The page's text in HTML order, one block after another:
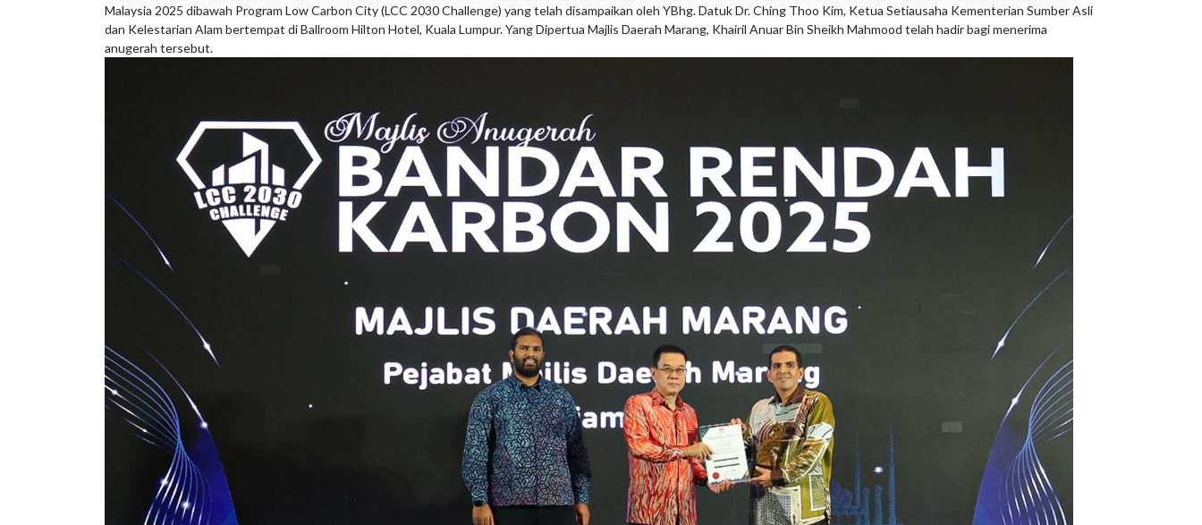
Malaysia 2025 dibawah Program Low Carbon City (LCC 2030 Challenge) yang telah disampaikan oleh YBhg. Datuk Dr. Ching Thoo Kim, Ketua Setiausaha Kementerian Sumber Asli
dan Kelestarian Alam bertempat di Ballroom Hilton Hotel, Kuala Lumpur. Yang Dipertua Majlis Daerah Marang, Khairil Anuar Bin Sheikh Mahmood telah hadir bagi menerima
anugerah tersebut.